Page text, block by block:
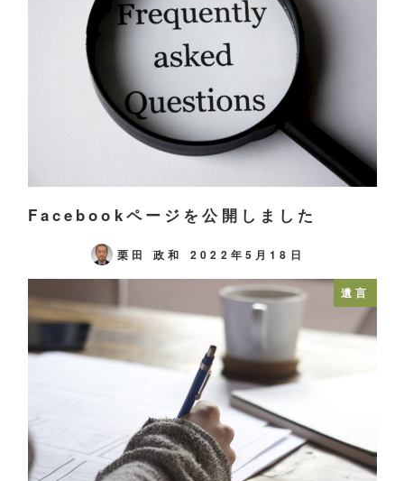
Facebookページを公開しました
栗田 政和 2022年5月18日
遺言